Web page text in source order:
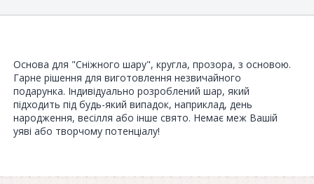
Основа для "Сніжного шару", кругла, прозора, з основою.
Гарне рішення для виготовлення незвичайного
подарунка. Індивідуально розроблений шар, який
підходить під будь-який випадок, наприклад, день
народження, весілля або інше свято. Немає меж Вашій
уяві або творчому потенціалу!